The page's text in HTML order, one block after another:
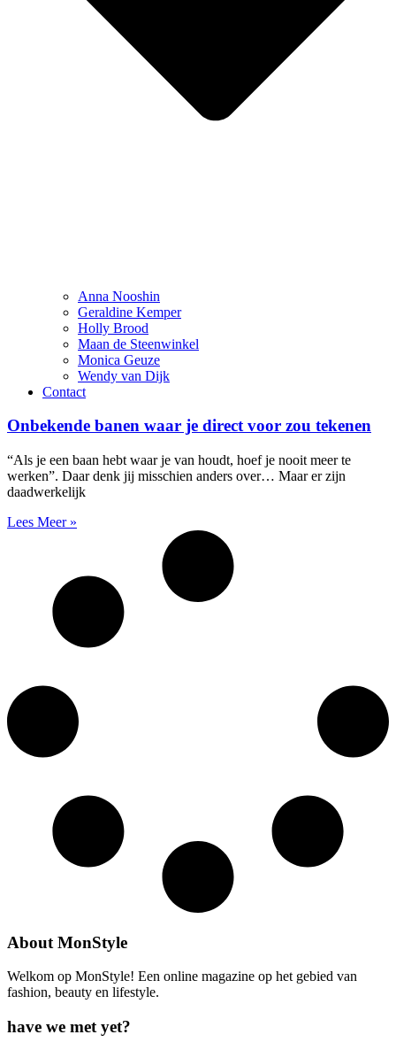
Anna Nooshin
Geraldine Kemper
Holly Brood
Maan de Steenwinkel
Monica Geuze
Wendy van Dijk
Contact
Onbekende banen waar je direct voor zou tekenen
“Als je een baan hebt waar je van houdt, hoef je nooit meer te
werken”. Daar denk jij misschien anders over… Maar er zijn
daadwerkelijk
Lees Meer »
About MonStyle
Welkom op MonStyle! Een online magazine op het gebied van
fashion, beauty en lifestyle.
have we met yet?